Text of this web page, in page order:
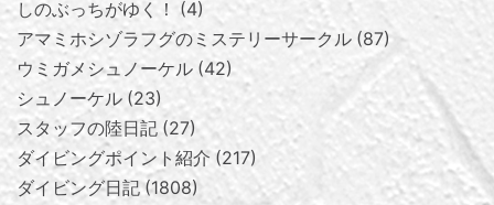
しのぶっちがゆく！
4
アマミホシゾラフグのミステリーサークル 87
ウミガメシュノーケル 42
シュノーケル 23
スタッフの陸日記 27
ダイビングポイント紹介 217
ダイビング日記 1808